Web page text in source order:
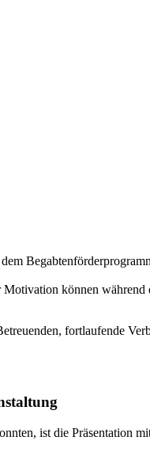
können
fortlaufende
ist die Präsentation